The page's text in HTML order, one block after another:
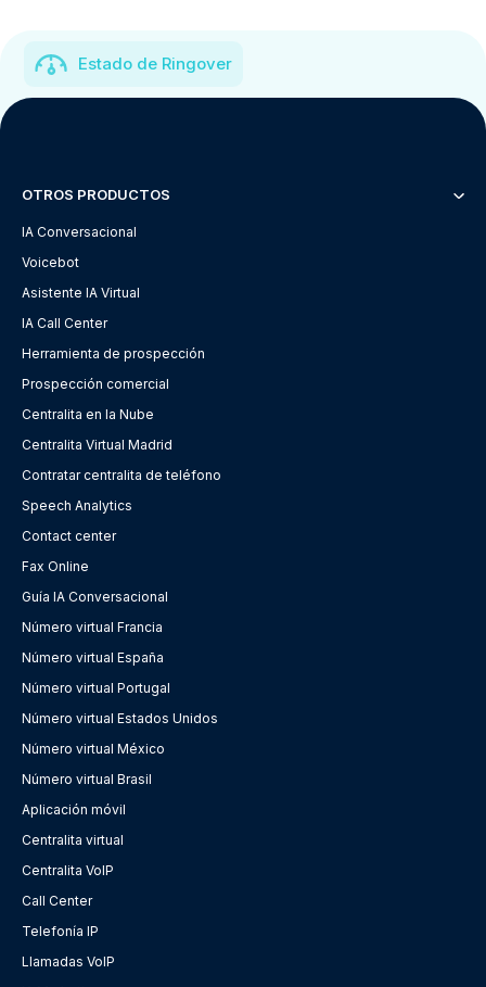
Estado de Ringover
OTROS PRODUCTOS
IA Conversacional
Voicebot
Asistente IA Virtual
IA Call Center
Herramienta de prospección
Prospección comercial
Centralita en la Nube
Centralita Virtual Madrid
Contratar centralita de teléfono
Speech Analytics
Contact center
Fax Online
Guía IA Conversacional
Número virtual Francia
Número virtual España
Número virtual Portugal
Número virtual Estados Unidos
Número virtual México
Número virtual Brasil
Aplicación móvil
Centralita virtual
Centralita VoIP
Call Center
Telefonía IP
Llamadas VoIP